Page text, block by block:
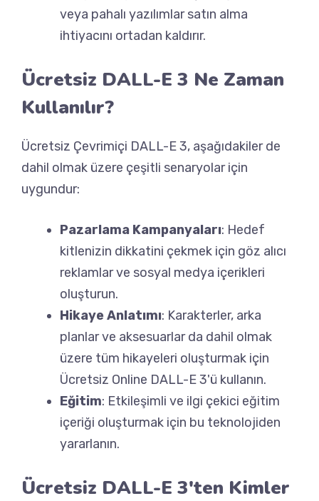
veya pahalı yazılımlar satın alma
ihtiyacını ortadan kaldırır.
Ücretsiz DALL-E 3 Ne Zaman
Kullanılır?
Ücretsiz Çevrimiçi DALL-E 3, aşağıdakiler de
dahil olmak üzere çeşitli senaryolar için
uygundur:
Pazarlama Kampanyaları: Hedef
kitlenizin dikkatini çekmek için göz alıcı
reklamlar ve sosyal medya içerikleri
oluşturun.
Hikaye Anlatımı: Karakterler, arka
planlar ve aksesuarlar da dahil olmak
üzere tüm hikayeleri oluşturmak için
Ücretsiz Online DALL-E 3'ü kullanın.
Eğitim: Etkileşimli ve ilgi çekici eğitim
içeriği oluşturmak için bu teknolojiden
yararlanın.
Ücretsiz DALL-E 3'ten Kimler